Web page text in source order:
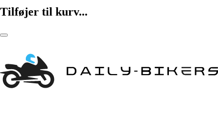
Tilføjer til kurv...